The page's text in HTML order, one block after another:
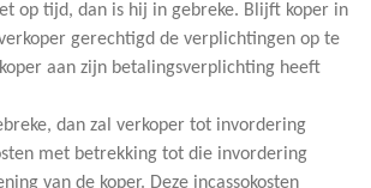
op tijd, dan is hij in gebreke. Blijft koper in
gerechtigd de verplichtingen op te
aan zijn betalingsverplichting heeft
dan zal verkoper tot invordering
met betrekking tot die invordering
van de koper. Deze incassokosten